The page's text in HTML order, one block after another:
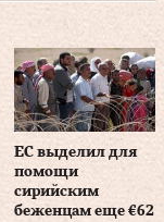
ЕС выделил для
помощи
сирийским
беженцам еще €62